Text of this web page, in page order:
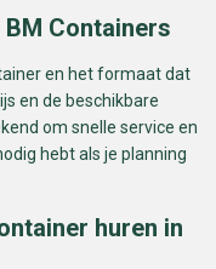
Containers
en het formaat dat
en de beschikbare
om snelle service en
hebt als je planning
huren in